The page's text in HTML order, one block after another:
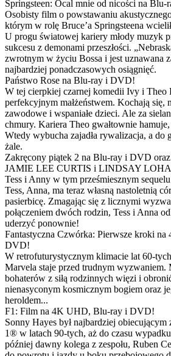
Springsteen: Ocal mnie od nicości na
Osobisty film o powstawaniu
którym w rolę Bruce’a Springsteena
U progu światowej kariery młody muzyk
sukcesu z demonami przeszłości.
zwrotnym w życiu Bossa i jest uznawana
najbardziej ponadczasowych osiągnięć.
Państwo Rose na Blu-ray i DVD!
W tej cierpkiej czarnej komedii Ivy i Theo
perfekcyjnym małżeństwem. Kochają się,
zawodowe i wspaniałe dzieci. Ale za
chmury. Kariera Theo gwałtownie
Wtedy wybucha zajadła rywalizacja, a do
żale.
Zakręcony piątek 2 na Blu-ray i DVD
JAMIE LEE CURTIS i LINDSAY
Tess i Anny w tym prześmiesznym
Tess, Anna, ma teraz własną nastoletnią
pasierbicę. Zmagając się z licznymi
połączeniem dwóch rodzin, Tess i Anna
uderzyć ponownie!
Fantastyczna Czwórka: Pierwsze kroki
DVD!
W retrofuturystycznym klimacie lat 60-
Marvela staje przed trudnym wyzwaniem.
bohaterów z siłą rodzinnych więzi i
nienasyconym kosmicznym bogiem oraz
heroldem...
F1: Film na 4K UHD, Blu-ray i DVD!
Sonny Hayes był najbardziej
1® w latach 90-tych, aż do czasu
później dawny kolega z zespołu, Ruben